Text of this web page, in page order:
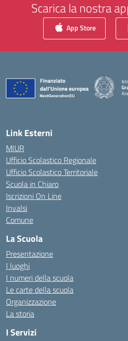
Scarica la nostra
App Store
Link Esterni
MIUR
Ufficio Scolastico Regionale
Ufficio Scolastico Territoriale
Scuola in Chiaro
Iscrizioni On Line
Invalsi
Comune
La Scuola
Presentazione
I luoghi
I numeri della scuola
Le carte della scuola
Organizzazione
La storia
I Servizi